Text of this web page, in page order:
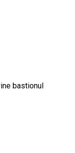
bastionul